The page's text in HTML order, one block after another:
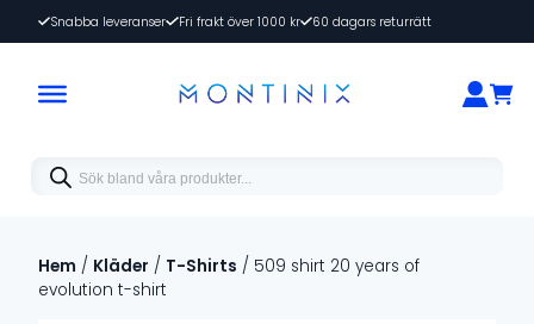
Snabba leveranser Fri frakt över 1000 kr 60 dagars returrätt
Products
search
Hem / Kläder / T-Shirts / 509 shirt 20 years of
evolution t-shirt